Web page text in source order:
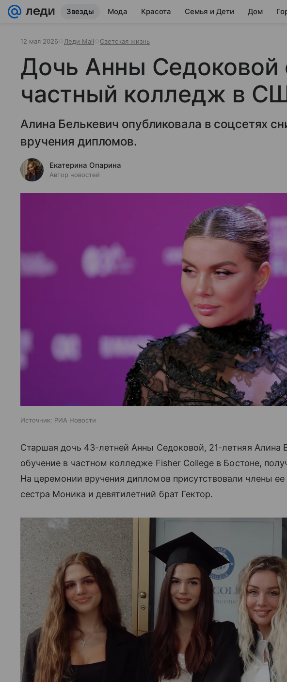
Звезды Мода Красота Семья и Дети Дом
12 мая 2026 Леди Mail Светская жизнь
Дочь Анны Седоковой
частный колледж в
Алина Белькевич опубликовала в соцсетях
вручения дипломов.
Екатерина Опарина
Автор новостей
Источник: РИА Новости
Старшая дочь 43-летней Анны Седоковой, 21-летняя Алина
обучение в частном колледже Fisher College в Бостоне,
На церемонии вручения дипломов присутствовали члены
сестра Моника и девятилетний брат Гектор.